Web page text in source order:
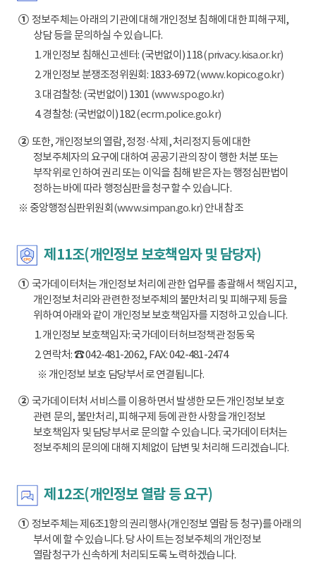
①정보주체는 아래의 기관에 대해 개인정보 침해에 대한 피해구제,
상담 등을 문의하실 수 있습니다.
1. 개인정보 침해신고센터: (국번없이) 118(privacy.kisa.or.kr)
2. 개인정보 분쟁조정위원회: 1833-6972(www.kopico.go.kr)
3. 대검찰청: (국번없이) 1301 (www.spo.go.kr)
4. 경찰청: (국번없이) 182(ecrm.police.go.kr)
②또한, 개인정보의 열람, 정정·삭제, 처리정지 등에 대한
정보주체자의 요구에 대하여 공공기관의 장이 행한 처분 또는
부작위로 인하여 권리 또는 이익을 침해 받은 자는 행정심판법이
정하는 바에 따라 행정심판을 청구할 수 있습니다.
※ 중앙행정심판위원회(www.simpan.go.kr) 안내 참조
제11조(개인정보 보호책임자 및 담당자)
①국가데이터처는 개인정보 처리에 관한 업무를 총괄해서 책임지고,
개인정보 처리와 관련한 정보주체의 불만처리 및 피해구제 등을
위하여 아래와 같이 개인정보 보호책임자를 지정하고 있습니다.
1. 개인정보 보호책임자: 국가데이터허브정책관 정동욱
2. 연락처: ☎ 042-481-2062, FAX: 042-481-2474
※ 개인정보 보호 담당부서로 연결됩니다.
②국가데이터처 서비스를 이용하면서 발생한 모든 개인정보 보호
관련 문의, 불만처리, 피해구제 등에 관한 사항을 개인정보
보호책임자 및 담당부서로 문의할 수 있습니다. 국가데이터처는
정보주체의 문의에 대해 지체없이 답변 및 처리해 드리겠습니다.
제12조(개인정보 열람 등 요구)
①정보주체는 제6조1항의 권리행사(개인정보 열람 등 청구)를 아래의
부서에 할 수 있습니다. 당 사이트는 정보주체의 개인정보
열람청구가 신속하게 처리되도록 노력하겠습니다.